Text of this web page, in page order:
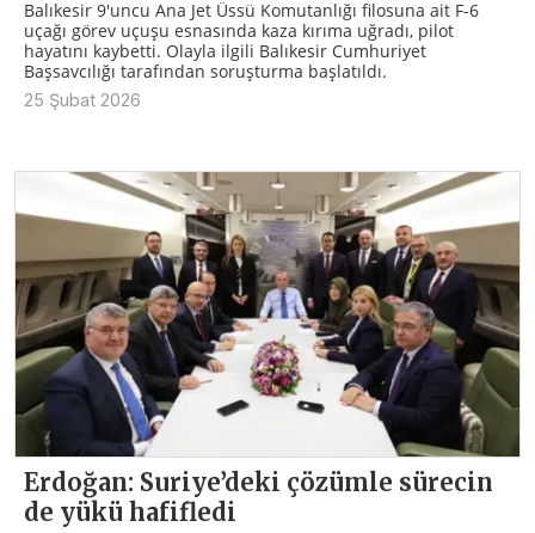
Balıkesir 9'uncu Ana Jet Üssü Komutanlığı filosuna ait F-6
uçağı görev uçuşu esnasında kaza kırıma uğradı, pilot
hayatını kaybetti. Olayla ilgili Balıkesir Cumhuriyet
Başsavcılığı tarafından soruşturma başlatıldı.
25 Şubat 2026
Erdoğan: Suriye’deki çözümle sürecin
de yükü hafifledi